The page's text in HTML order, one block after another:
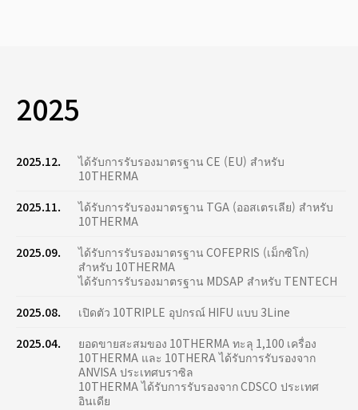
2025
2025.12.
ได้รับการรับรองมาตรฐาน CE (EU) สำหรับ
10THERMA
2025.11.
ได้รับการรับรองมาตรฐาน TGA (ออสเตรเลีย) สำหรับ
10THERMA
2025.09.
ได้รับการรับรองมาตรฐาน COFEPRIS (เม็กซิโก)
สำหรับ 10THERMA
ได้รับการรับรองมาตรฐาน MDSAP สำหรับ TENTECH
2025.08.
เปิดตัว 10TRIPLE อุปกรณ์ HIFU แบบ 3Line
2025.04.
ยอดขายสะสมของ 10THERMA ทะลุ 1,100 เครื่อง
10THERMA และ 10THERA ได้รับการรับรองจาก
ANVISA ประเทศบราซิล
10THERMA ได้รับการรับรองจาก CDSCO ประเทศ
อินเดีย